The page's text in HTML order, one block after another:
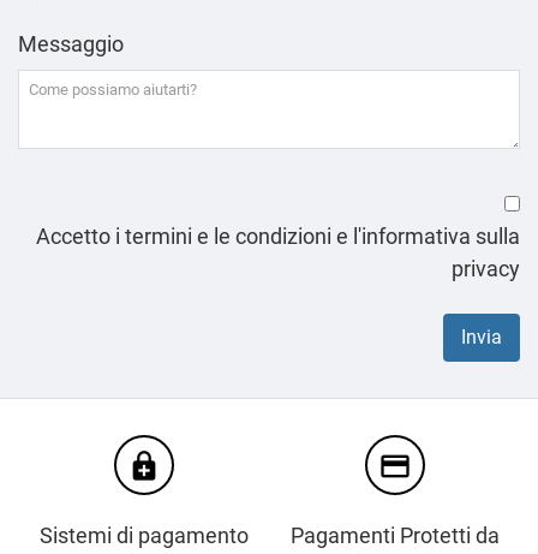
Messaggio
Accetto i termini e le condizioni e l'informativa sulla
privacy
enhanced_encryption
Sistemi di pagamento
credit_card
Pagamenti Protetti da